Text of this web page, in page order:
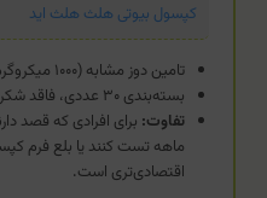
کپسول بیوتی هلث هلث اید
تامین دوز مشابه (۱۰۰۰ میکروگرم)
بسته‌بندی ۳۰ عددی، فاقد شکر و طعم‌دهنده
تفاوت: برای افرادی که قصد
ماهه تست کنند یا بلع فرم
اقتصادی‌تری است.